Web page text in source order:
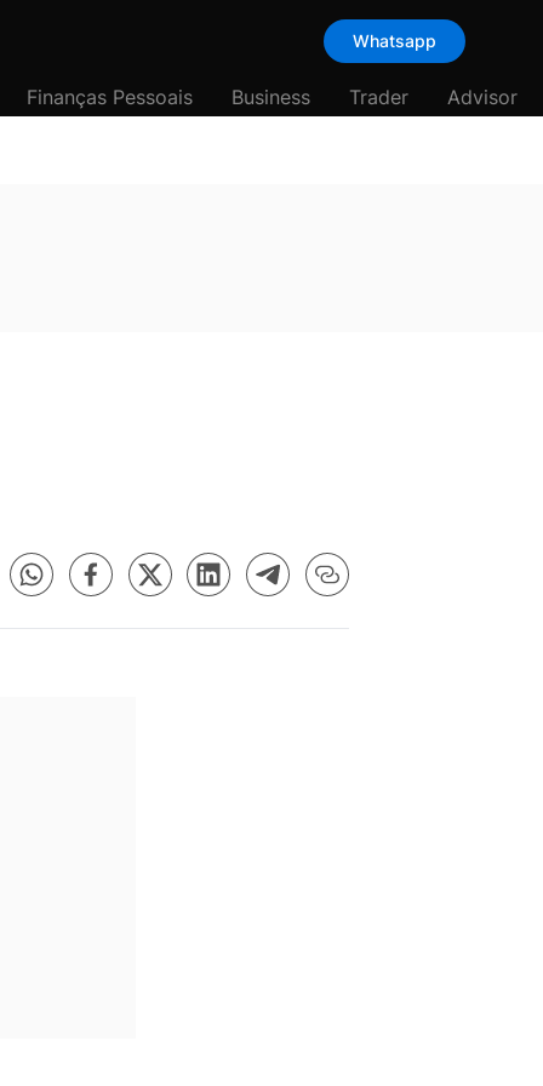
Whatsapp
Finanças Pessoais Business Trader Advisor